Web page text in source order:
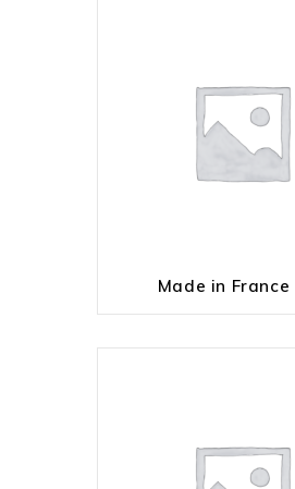
Made in France